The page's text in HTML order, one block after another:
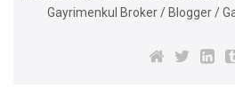
Gayrimenkul Broker / Blogger /